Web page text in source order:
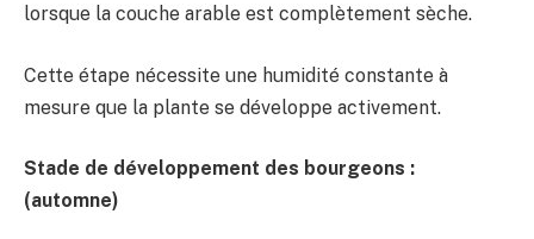
lorsque la couche arable est complètement sèche.
Cette étape nécessite une humidité constante à
mesure que la plante se développe activement.
Stade de développement des bourgeons :
(automne)